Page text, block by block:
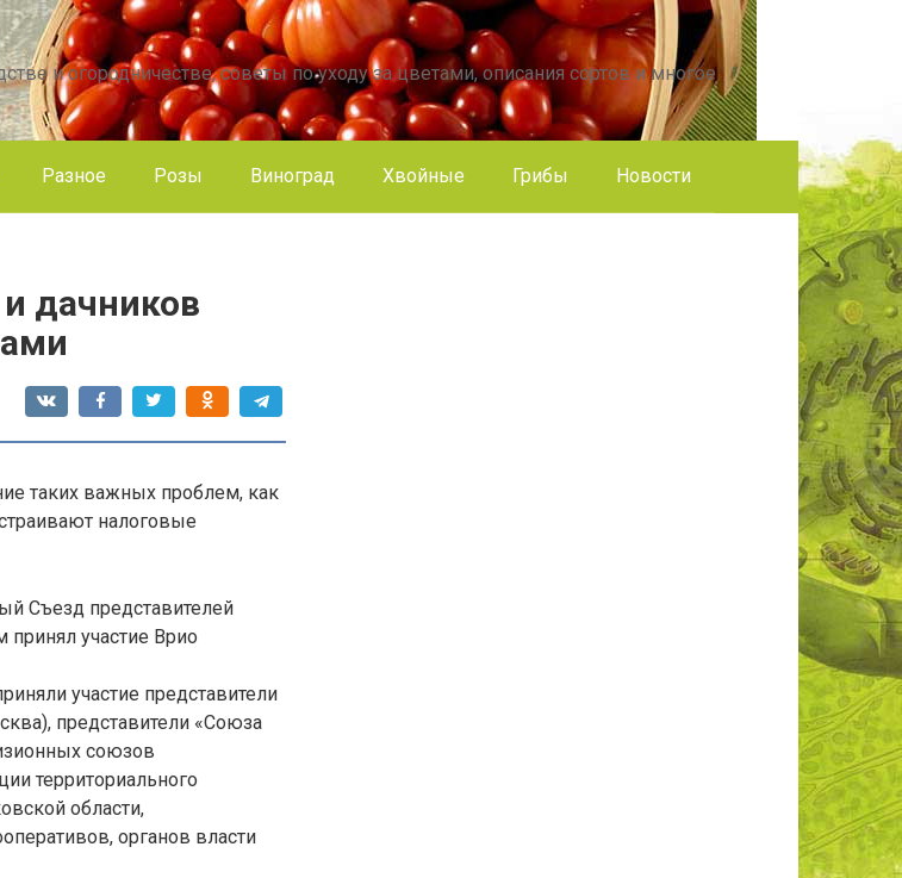
и огородничестве, советы по уходу за цветами, описания сортов и многое
Разное Розы Виноград Хвойные Грибы Новости
дачников
таких важных проблем, как
налоговые
Съезд представителей
участие Врио
участие представители
представители «Союза
союзов
территориального
области,
органов власти